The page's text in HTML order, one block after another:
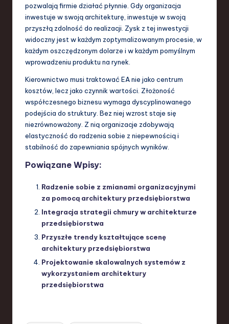
pozwalają firmie działać płynnie. Gdy organizacja
inwestuje w swoją architekturę, inwestuje w swoją
przyszłą zdolność do realizacji. Zysk z tej inwestycji
widoczny jest w każdym zoptymalizowanym procesie, w
każdym oszczędzonym dolarze i w każdym pomyślnym
wprowadzeniu produktu na rynek.
Kierownictwo musi traktować EA nie jako centrum
kosztów, lecz jako czynnik wartości. Złożoność
współczesnego biznesu wymaga dyscyplinowanego
podejścia do struktury. Bez niej wzrost staje się
niezrównoważony. Z nią organizacje zdobywają
elastyczność do radzenia sobie z niepewnością i
stabilność do zapewniania spójnych wyników.
Powiązane Wpisy:
Radzenie sobie z zmianami organizacyjnymi
za pomocą architektury przedsiębiorstwa
Integracja strategii chmury w architekturze
przedsiębiorstwa
Przyszłe trendy kształtujące scenę
architektury przedsiębiorstwa
Projektowanie skalowalnych systemów z
wykorzystaniem architektury
przedsiębiorstwa